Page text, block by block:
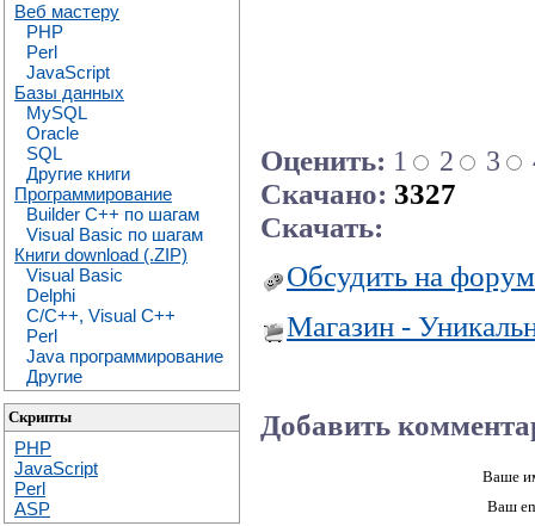
Веб мастеру
PHP
Perl
JavaScript
Базы данных
MySQL
Oracle
SQL
Другие книги
Программирование
Builder C++ по шагам
Visual Basic по шагам
Книги download (.ZIP)
Visual Basic
Delphi
C/C++, Visual C++
Perl
Java программирование
Другие
Скрипты
PHP
JavaScript
Perl
ASP
Оценить: 1 2 3
Скачано: 3327
Скачать:
Обсудить на
Магазин -
Добавить
Ваше
Ваш